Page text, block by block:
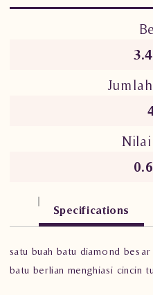
Specifications
satu buah batu diamond
batu berlian menghiasi cincin